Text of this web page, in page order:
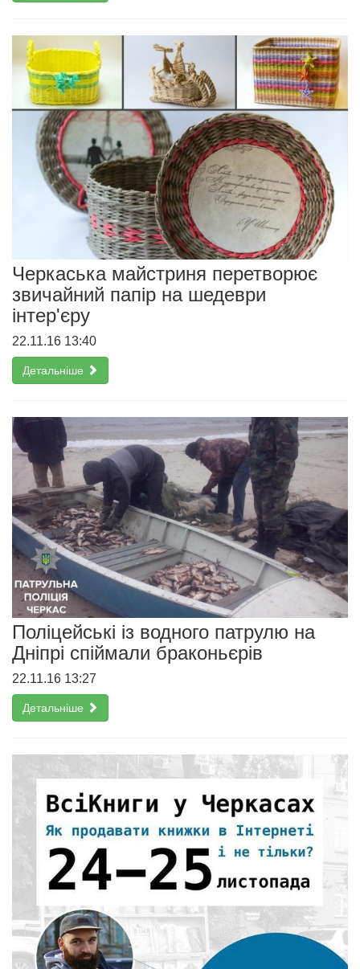
Черкаська майстриня перетворює
звичайний папір на шедеври
інтер'єру
22.11.16 13:40
Детальніше
Поліцейські із водного патрулю на
Дніпрі спіймали браконьєрів
22.11.16 13:27
Детальніше